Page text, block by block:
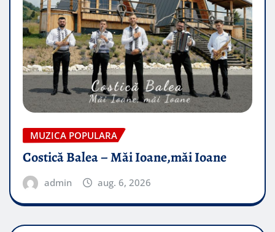
MUZICA POPULARA
Costică Balea – Măi Ioane,măi Ioane
admin aug. 6, 2026